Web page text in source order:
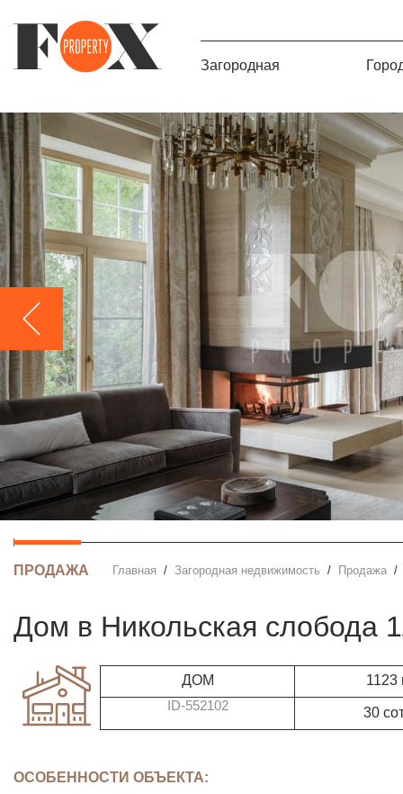
Загородная
ПРОДАЖА Главная Загородная недвижимость Продажа
дом в Никольская слобода
ДОМ 1123
ID-552102 30
ОСОБЕННОСТИ ОБЪЕКТА: